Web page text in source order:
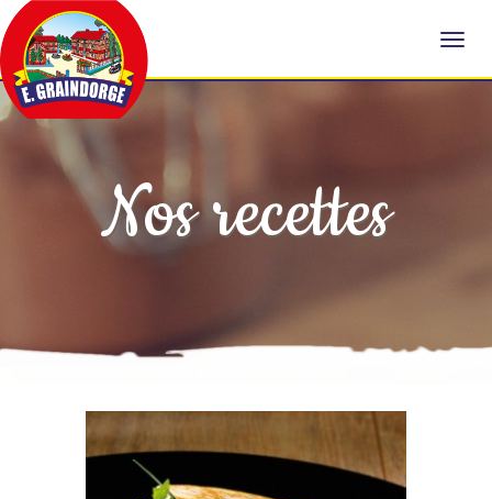
Nos recettes